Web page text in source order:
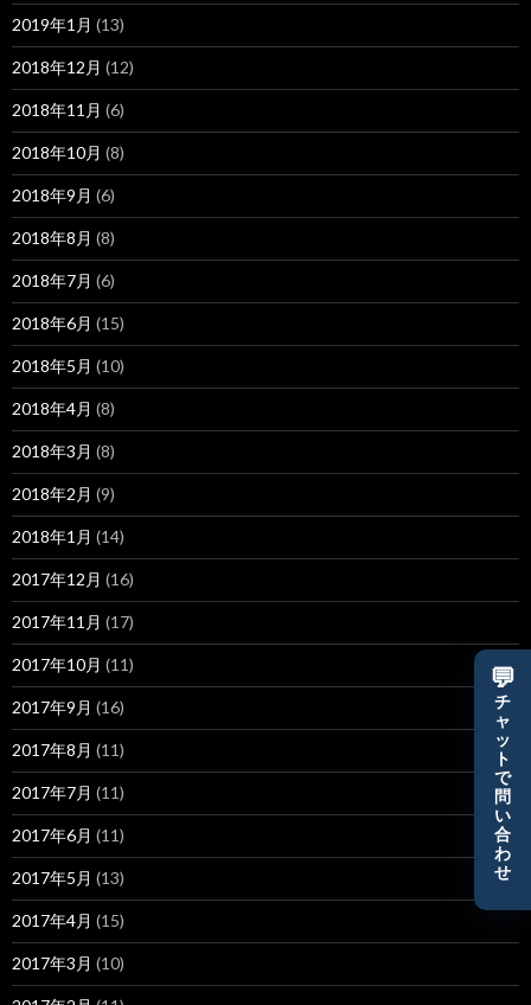
2019年1月 (13)
2018年12月 (12)
2018年11月 (6)
2018年10月 (8)
2018年9月 (6)
2018年8月 (8)
2018年7月 (6)
2018年6月 (15)
2018年5月 (10)
2018年4月 (8)
2018年3月 (8)
2018年2月 (9)
2018年1月 (14)
2017年12月 (16)
2017年11月 (17)
2017年10月 (11)
2017年9月 (16)
2017年8月 (11)
2017年7月 (11)
2017年6月 (11)
2017年5月 (13)
2017年4月 (15)
2017年3月 (10)
💬
チ
ャ
ッ
ト
で
問
い
合
わ
せ